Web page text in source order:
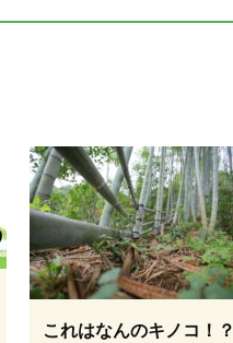
これはなんのキノコ！？